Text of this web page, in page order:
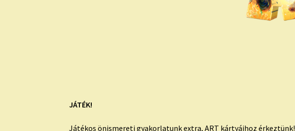
JÁTÉK!
Játékos önismereti gyakorlatunk extra, ART kártyáihoz érkeztünk!